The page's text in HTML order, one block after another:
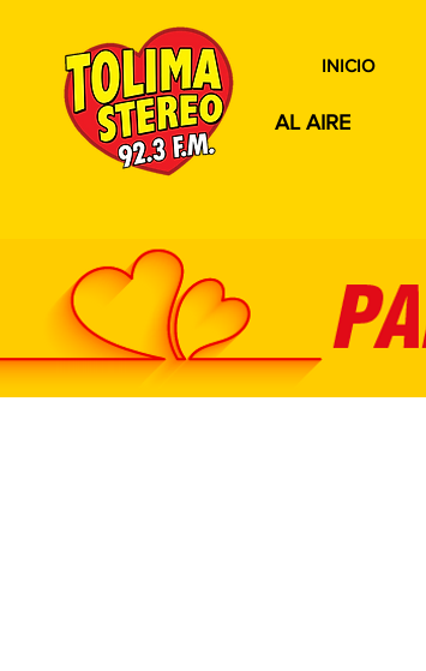
AL AIRE
INICIO